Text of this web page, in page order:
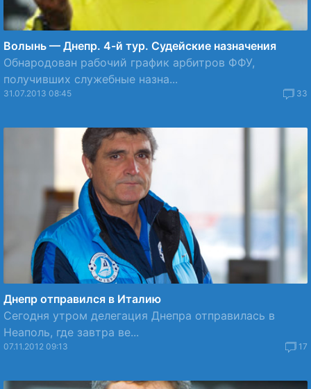
Волынь — Днепр. 4-й тур. Судейские назначения
Обнародован рабочий график арбитров ФФУ,
получивших служебные назна...
31.07.2013 08:45 33
Днепр отправился в Италию
Сегодня утром делегация Днепра отправилась в
Неаполь, где завтра ве...
07.11.2012 09:13 17